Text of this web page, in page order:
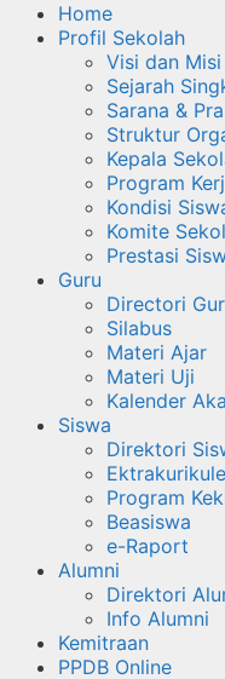
Home
Profil Sekolah
Visi dan Misi
Sejarah
Sarana &
Struktur
Kepala
Program
Kondisi
Komite
Prestasi
Guru
Directori
Silabus
Materi Ajar
Materi Uji
Kalender
Siswa
Direktori
Program
Beasiswa
e-Raport
Alumni
Direktori
Info Alumni
Kemitraan
PPDB Online